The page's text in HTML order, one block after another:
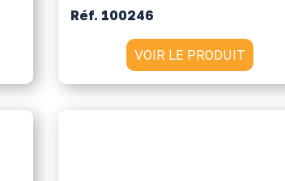
Réf. 100246
VOIR LE PRODUIT